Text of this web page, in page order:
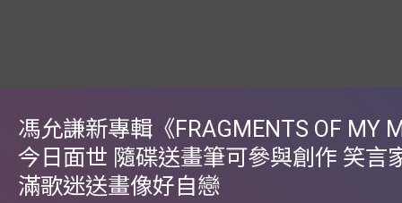
馮允謙新專輯《FRAGMENTS OF MY
今日面世 隨碟送畫筆可參與創作 笑言
滿歌迷送畫像好自戀